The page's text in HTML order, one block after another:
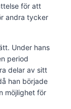
för att
andra tycker
Under hans
period
delar av sitt
han började
möjlighet för